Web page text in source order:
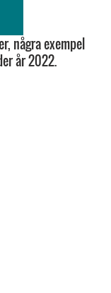
några exempel
år 2022.